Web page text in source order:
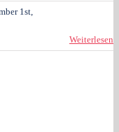
1st,
Weiterlesen